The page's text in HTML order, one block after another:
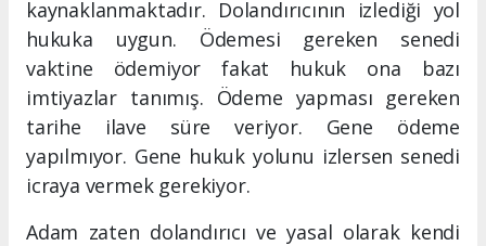
kaynaklanmaktadır. Dolandırıcının izlediği yol
hukuka uygun. Ödemesi gereken senedi
vaktine ödemiyor fakat hukuk ona bazı
imtiyazlar tanımış. Ödeme yapması gereken
tarihe ilave süre veriyor. Gene ödeme
yapılmıyor. Gene hukuk yolunu izlersen senedi
icraya vermek gerekiyor.
Adam zaten dolandırıcı ve yasal olarak kendi